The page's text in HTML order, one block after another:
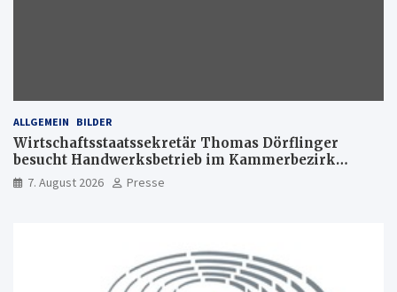
ALLGEMEIN BILDER
Wirtschaftsstaatssekretär Thomas Dörflinger
besucht Handwerksbetrieb im Kammerbezirk
Freiburg
7. August 2026 Presse